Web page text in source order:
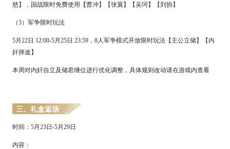
慈】，国战限时免费使用【曹冲】【张翼】【吴珂】【刘协】
（3）军争限时玩法
5月22日 12:00-5月25日 23:59，8人军争模式开放限时玩法【主公立储】【内
奸择途】
本周对内奸自立及储君继位进行优化调整，具体规则改动请在游戏内查看
三、礼盒返场
时间： 5月 23日 -5月 29日
内容：